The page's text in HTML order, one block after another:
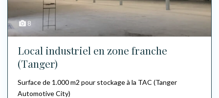
8
Local industriel en zone franche
(Tanger)
Surface de 1.000 m2 pour stockage à la TAC (Tanger
Automotive City)